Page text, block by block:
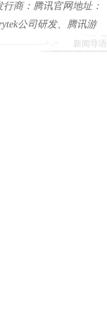
新闻导语
商：腾讯官网地址：
公司研发、腾讯游